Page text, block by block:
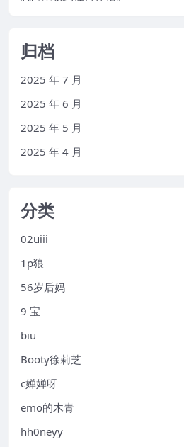
归档
2025 年 7 月
2025 年 6 月
2025 年 5 月
2025 年 4 月
分类
02uiii
1p狼
56岁后妈
9 宝
biu
Booty徐莉芝
c婵婵呀
emo的木青
hh0neyy